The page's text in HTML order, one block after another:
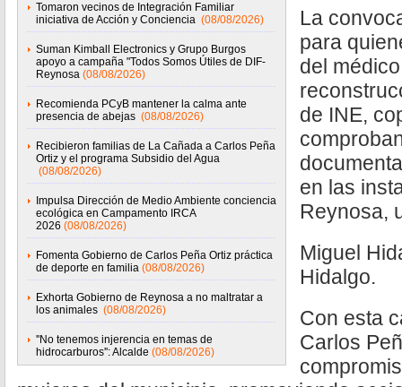
Tomaron vecinos de Integración Familiar
iniciativa de Acción y Conciencia (08/08/2026)
Suman Kimball Electronics y Grupo Burgos
apoyo a campaña "Todos Somos Útiles de DIF-
Reynosa (08/08/2026)
Recomienda PCyB mantener la calma ante
presencia de abejas (08/08/2026)
Recibieron familias de La Cañada a Carlos Peña
Ortiz y el programa Subsidio del Agua
(08/08/2026)
Impulsa Dirección de Medio Ambiente conciencia
ecológica en Campamento IRCA
2026 (08/08/2026)
Fomenta Gobierno de Carlos Peña Ortiz práctica
de deporte en familia (08/08/2026)
Exhorta Gobierno de Reynosa a no maltratar a
los animales (08/08/2026)
''No tenemos injerencia en temas de
hidrocarburos'': Alcalde (08/08/2026)
La
para
del
de INE,
en las
Reynosa,
Miguel
Hidalgo.
Con esta
Carlos